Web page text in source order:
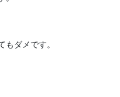
ダメです。